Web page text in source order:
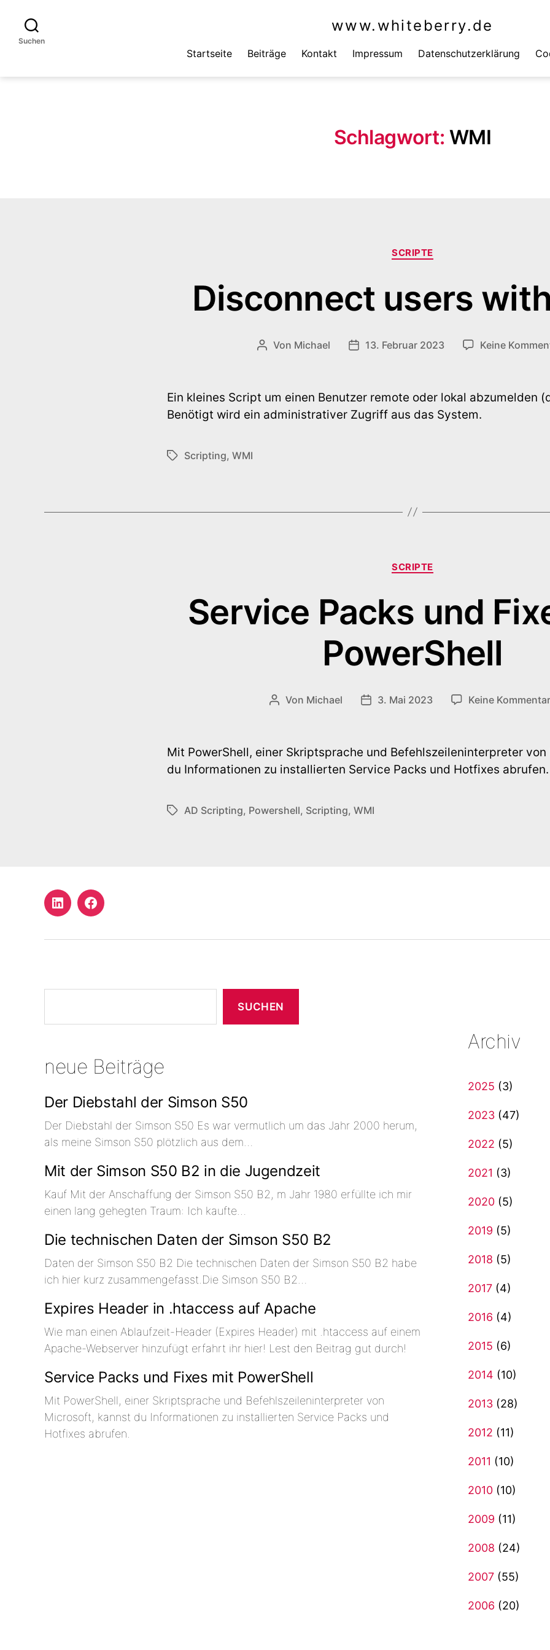
www.whiteberry.de
Startseite Beiträge Kontakt Impressum Datenschutzerklärung
Suchen
Schlagwort: WMI
Kategorien
SCRIPTE
Disconnect users
Beitragsautor
Von Michael Veröffentlichungsdatum
13. Februar 2023 Keine
Ein kleines Script um einen Benutzer remote oder lokal abzumelden
Benötigt wird ein administrativer Zugriff aus das System.
Schlagwörter
Scripting, WMI
Kategorien
SCRIPTE
Service Packs und
PowerShell
Beitragsautor
Von Michael Veröffentlichungsdatum
3. Mai 2023 Keine
Mit PowerShell, einer Skriptsprache und Befehlszeileninterpreter
du Informationen zu installierten Service Packs und Hotfixes abrufen.
Schlagwörter
AD Scripting, Powershell, Scripting, WMI
LinkedInFacebook
SUCHEN
neue Beiträge
Der Diebstahl der Simson S50
Der Diebstahl der Simson S50 Es war vermutlich um das Jahr 2000 herum,
als meine Simson S50 plötzlich aus dem…
Mit der Simson S50 B2 in die Jugendzeit
Kauf Mit der Anschaffung der Simson S50 B2, m Jahr 1980 erfüllte ich mir
einen lang gehegten Traum: Ich kaufte…
Die technischen Daten der Simson S50 B2
Daten der Simson S50 B2 Die technischen Daten der Simson S50 B2 habe
ich hier kurz zusammengefasst.Die Simson S50 B2…
Expires Header in .htaccess auf Apache
Wie man einen Ablaufzeit-Header (Expires Header) mit .htaccess auf einem
Apache-Webserver hinzufügt erfahrt ihr hier! Lest den Beitrag gut durch!
Service Packs und Fixes mit PowerShell
Mit PowerShell, einer Skriptsprache und Befehlszeileninterpreter von
Microsoft, kannst du Informationen zu installierten Service Packs und
Hotfixes abrufen.
Archiv
2025 (3)
2023 (47)
2022 (5)
2021 (3)
2020 (5)
2019 (5)
2018 (5)
2017 (4)
2016 (4)
2015 (6)
2014 (10)
2013 (28)
2012 (11)
2011 (10)
2010 (10)
2009 (11)
2008 (24)
2007 (55)
2006 (20)